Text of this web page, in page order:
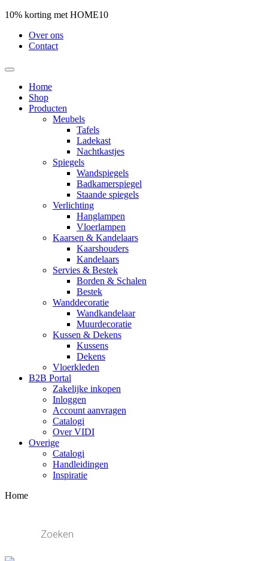
10% korting met HOME10
Over ons
Contact
Home
Shop
Producten
Meubels
Tafels
Ladekast
Nachtkastjes
Spiegels
Wandspiegels
Badkamerspiegel
Staande spiegels
Verlichting
Hanglampen
Vloerlampen
Kaarsen & Kandelaars
Kaarshouders
Kandelaars
Servies & Bestek
Borden & Schalen
Bestek
Wanddecoratie
Wandkandelaar
Muurdecoratie
Kussen & Dekens
Kussens
Dekens
Vloerkleden
B2B Portal
Zakelijke inkopen
Inloggen
Account aanvragen
Catalogi
Over VIDI
Overige
Catalogi
Handleidingen
Inspiratie
Home